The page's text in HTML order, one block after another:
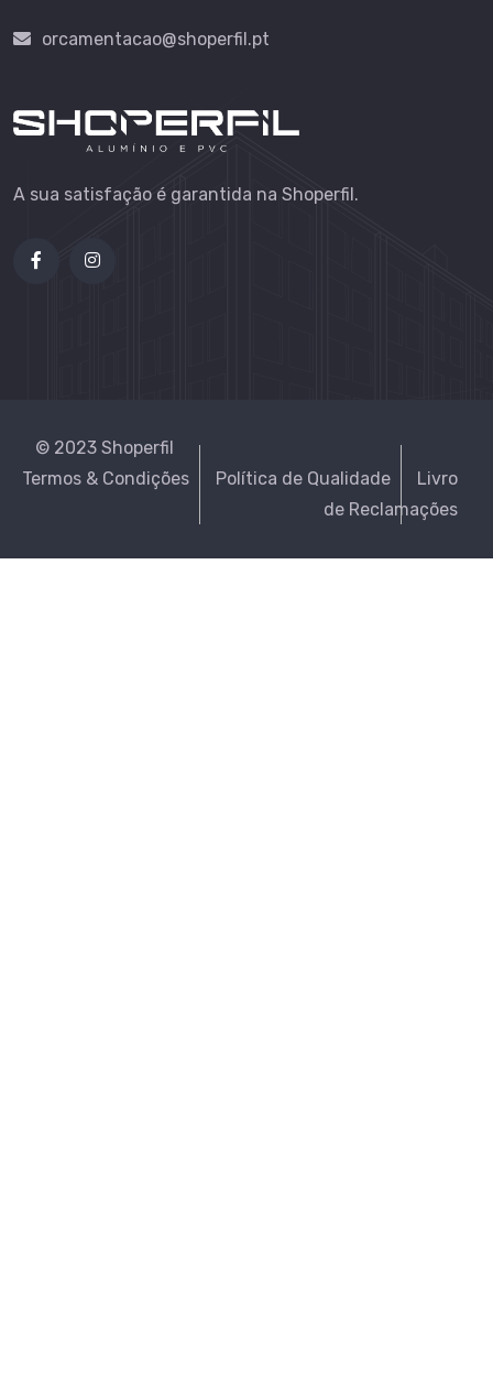
orcamentacao@shoperfil.pt
A sua satisfação é garantida na Shoperfil.
© 2023 Shoperfil
Termos & Condições
Política de Qualidade
Livro
de Reclamações